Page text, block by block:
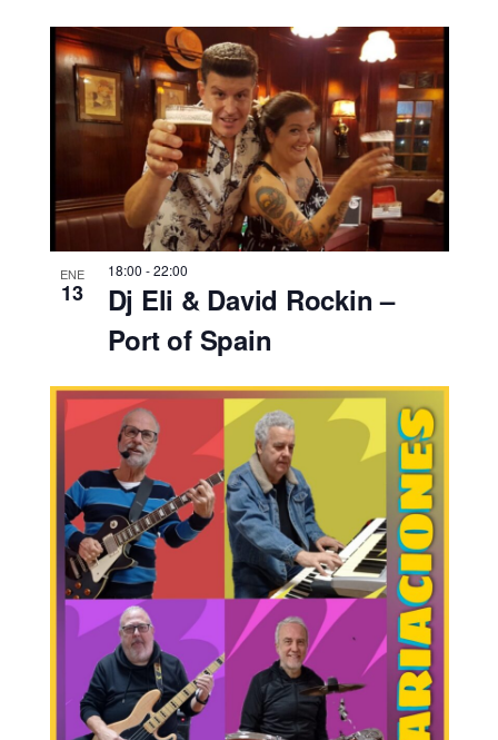
ENE
13
18:00 -22:00
Dj Eli & David Rockin –
Port of Spain